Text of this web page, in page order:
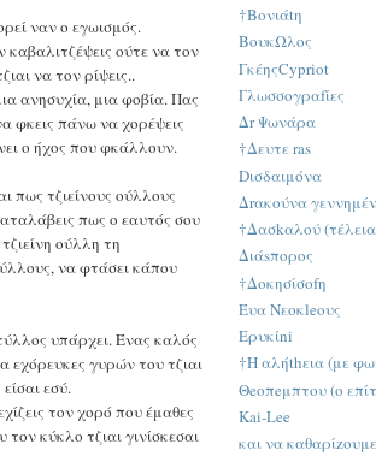
ναν ο εγωισμός.
ούτε να τον
να τον ρίψεις..
ανησυχία, μια φοβία. Πας
φκεις πάνω να χορέψεις
ο ήχος που φκάλλουν.
πως τζιείνους ούλλους
πως ο εαυτός σου
ούλλη τη
να φτάσει κάπου
υπάρχει. Ένας καλός
εχόρευκες γυρών του τζιαι
εσύ.
τον χορό που έμαθες
κύκλο τζιαι γινίσκεσαι
†Βονιάtη
BουκΩλος
ΓκέηςCypriot
Γλωσσογραfίες
Δr Ψωνάρα
†Δευτε ras
Dισδαιμόνα
Δrακούνα
†Δασkαλού
Διάsπορος
†Δοκησίσοfη
Έυα Νεοκleους
Ερυκίni
†Η αλήthεια (με
Θeοπeμπτου (ο
Κai-Lee
και να